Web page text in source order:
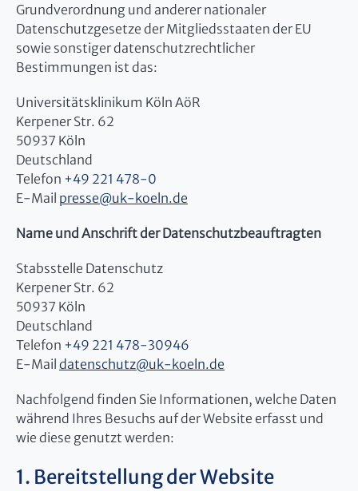
Grundverordnung und anderer nationaler
Datenschutzgesetze der Mitgliedsstaaten der EU
sowie sonstiger datenschutzrechtlicher
Bestimmungen ist das:
Universitätsklinikum Köln AöR
Kerpener Str. 62
50937 Köln
Deutschland
Telefon +49 221 478-0
E-Mail presse@uk-koeln.de
Name und Anschrift der Datenschutzbeauftragten
Stabsstelle Datenschutz
Kerpener Str. 62
50937 Köln
Deutschland
Telefon +49 221 478-30946
E-Mail datenschutz@uk-koeln.de
Nachfolgend finden Sie Informationen, welche Daten
während Ihres Besuchs auf der Website erfasst und
wie diese genutzt werden:
1. Bereitstellung der Website